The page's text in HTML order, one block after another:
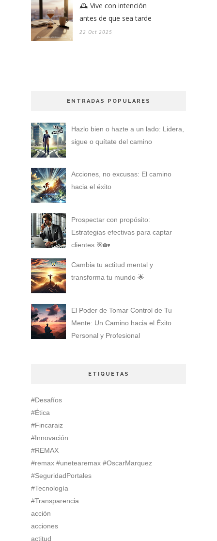
🕰️ Vive con intención
antes de que sea tarde
22 Oct 2025
ENTRADAS POPULARES
Hazlo bien o hazte a un lado: Lidera,
sigue o quítate del camino
Acciones, no excusas: El camino
hacia el éxito
Prospectar con propósito:
Estrategias efectivas para captar
clientes 🎯🏡
Cambia tu actitud mental y
transforma tu mundo 🌟
El Poder de Tomar Control de Tu
Mente: Un Camino hacia el Éxito
Personal y Profesional
ETIQUETAS
#Desafíos
#Ética
#Fincaraiz
#Innovación
#REMAX
#remax #unetearemax #OscarMarquez
#SeguridadPortales
#Tecnología
#Transparencia
acción
acciones
actitud